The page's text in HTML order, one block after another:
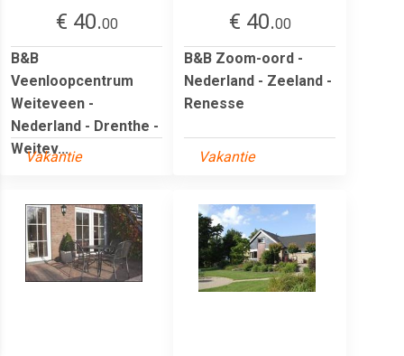
€ 40.00
B&B
Veenloopcentrum
Weiteveen -
Nederland - Drenthe -
Weitev...
Vakantie
€ 40.00
B&B Zoom-oord -
Nederland - Zeeland -
Renesse
Vakantie